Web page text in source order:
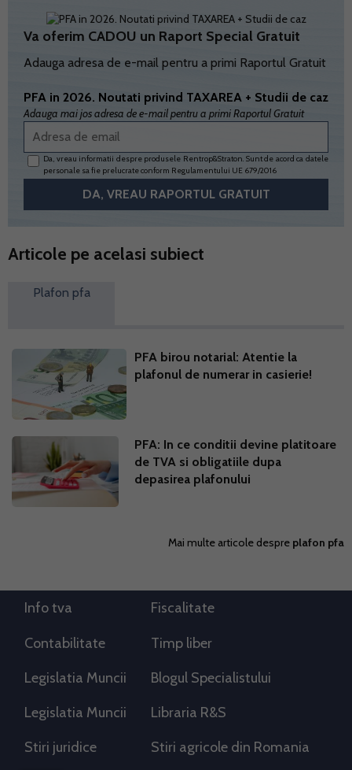
Va oferim CADOU un Raport Special Gratuit
Adauga adresa de e-mail pentru a primi Raportul Gratuit
PFA in 2026. Noutati privind TAXAREA + Studii de caz
Adauga mai jos adresa de e-mail pentru a primi Raportul Gratuit
Da, vreau informatii despre produsele Rentrop&Straton. Sunt de acord ca datele
personale sa fie prelucrate conform Regulamentului UE 679/2016
Articole pe acelasi subiect
Plafon pfa
PFA birou notarial: Atentie la
plafonul de numerar in casierie!
PFA: In ce conditii devine platitoare
de TVA si obligatiile dupa
depasirea plafonului
Mai multe articole despre plafon pfa
Info tva Fiscalitate
Contabilitate Timp liber
Legislatia Muncii Blogul Specialistului
Legislatia Muncii Libraria R&S
Stiri juridice Stiri agricole din Romania